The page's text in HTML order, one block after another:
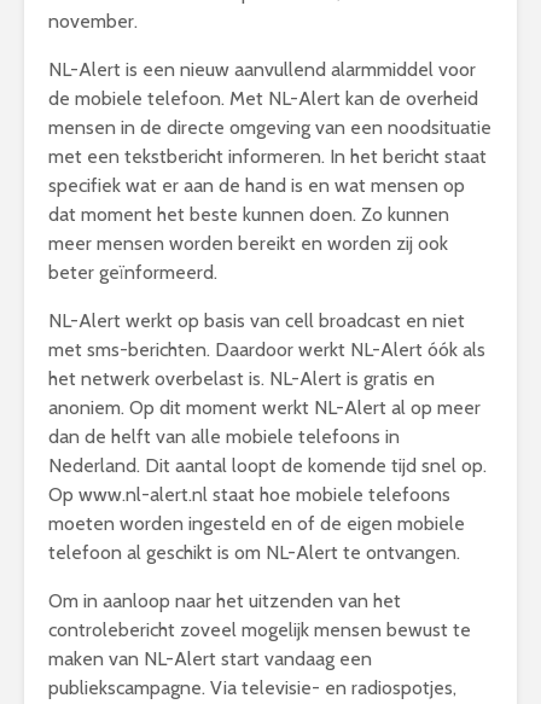
november.
NL-Alert is een nieuw aanvullend alarmmiddel voor
de mobiele telefoon. Met NL-Alert kan de overheid
mensen in de directe omgeving van een noodsituatie
met een tekstbericht informeren. In het bericht staat
specifiek wat er aan de hand is en wat mensen op
dat moment het beste kunnen doen. Zo kunnen
meer mensen worden bereikt en worden zij ook
beter geïnformeerd.
NL-Alert werkt op basis van cell broadcast en niet
met sms-berichten. Daardoor werkt NL-Alert óók als
het netwerk overbelast is. NL-Alert is gratis en
anoniem. Op dit moment werkt NL-Alert al op meer
dan de helft van alle mobiele telefoons in
Nederland. Dit aantal loopt de komende tijd snel op.
Op www.nl-alert.nl staat hoe mobiele telefoons
moeten worden ingesteld en of de eigen mobiele
telefoon al geschikt is om NL-Alert te ontvangen.
Om in aanloop naar het uitzenden van het
controlebericht zoveel mogelijk mensen bewust te
maken van NL-Alert start vandaag een
publiekscampagne. Via televisie- en radiospotjes,